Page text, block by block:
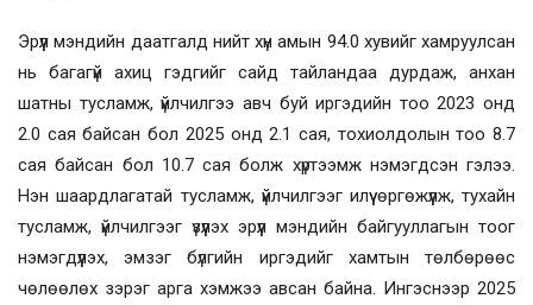
Эрүүл мэндийн даатгалд нийт хүн амын 94.0 хувийг хамруулсан
нь багагүй ахиц гэдгийг сайд тайландаа дурдаж, анхан
шатны тусламж, үйлчилгээ авч буй иргэдийн тоо 2023 онд
2.0 сая байсан бол 2025 онд 2.1 сая, тохиолдолын тоо 8.7
сая байсан бол 10.7 сая болж хүртээмж нэмэгдсэн гэлээ.
Нэн шаардлагатай тусламж, үйлчилгээг илүү өргөжүүлж, тухайн
тусламж, үйлчилгээг үзүүлэх эрүүл мэндийн байгууллагын тоог
нэмэгдүүлэх, эмзэг бүлгийн иргэдийг хамтын төлбөрөөс
чөлөөлөх зэрэг арга хэмжээ авсан байна. Ингэснээр 2025